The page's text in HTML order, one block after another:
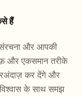
हैं
और आपकी
और एकसमान तरीके
कर देंगे और
के साथ समझ